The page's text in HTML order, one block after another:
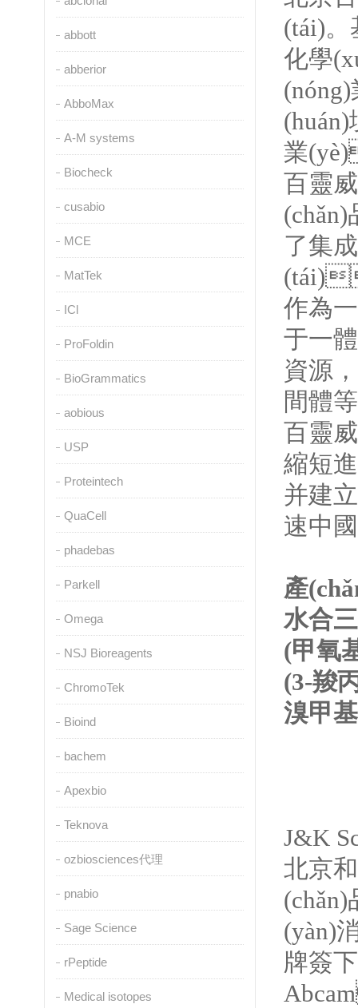
abbott
abberior
AbboMax
A-M systems
Biocheck
cusabio
MCE
MatTek
ICl
ProFoldin
BioGrammatics
aobious
USP
Proteintech
QuaCell
phadebas
Parkell
Omega
NSJ Bioreagents
ChromoTek
Bioind
bachem
Apexbio
Teknova
ozbiosciences代理
pnabio
Sage Science
rPeptide
Medical isotopes
化學
(nóng)
(huán)
業
百靈
(chǎn)
了集成
作為
于一
資源
間體等
百靈
縮短
并建
速中國
產
水合
(甲氧
(3-羧
溴甲
J&K
北京和
(chǎn)
(yàn)
牌簽下